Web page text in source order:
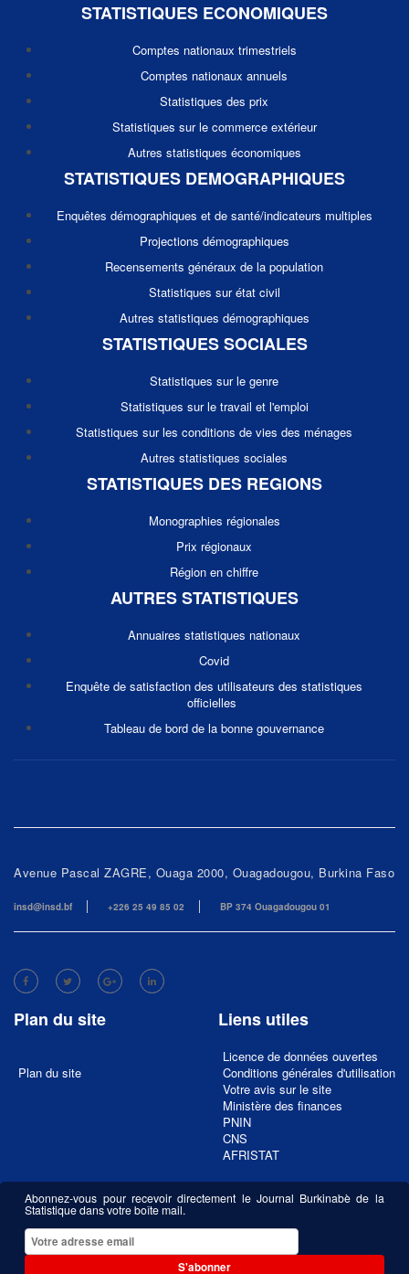
STATISTIQUES ECONOMIQUES
Comptes nationaux trimestriels
Comptes nationaux annuels
Statistiques des prix
Statistiques sur le commerce extérieur
Autres statistiques économiques
STATISTIQUES DEMOGRAPHIQUES
Enquêtes démographiques et de santé/indicateurs multiples
Projections démographiques
Recensements généraux de la population
Statistiques sur état civil
Autres statistiques démographiques
STATISTIQUES SOCIALES
Statistiques sur le genre
Statistiques sur le travail et l'emploi
Statistiques sur les conditions de vies des ménages
Autres statistiques sociales
STATISTIQUES DES REGIONS
Monographies régionales
Prix régionaux
Région en chiffre
AUTRES STATISTIQUES
Annuaires statistiques nationaux
Covid
Enquête de satisfaction des utilisateurs des statistiques
officielles
Tableau de bord de la bonne gouvernance
Avenue Pascal ZAGRE, Ouaga 2000, Ouagadougou, Burkina Faso
insd@insd.bf +226 25 49 85 02 BP 374 Ouagadougou 01
Plan du site
Plan du site
Liens utiles
Licence de données ouvertes
Conditions générales d'utilisation
Votre avis sur le site
Ministère des finances
PNIN
CNS
AFRISTAT
Abonnez-vous pour recevoir directement le Journal Burkinabè de la
Statistique dans votre boîte mail.
S'abonner